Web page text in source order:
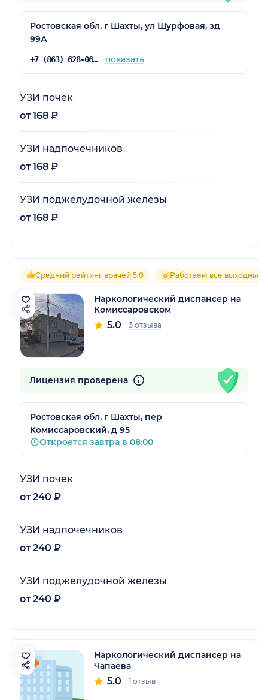
Ростовская обл, г Шахты, ул Шурфовая, зд
99А
+7 (863) 628-06-87 показать
УЗИ почек
от 168 ₽
УЗИ надпочечников
от 168 ₽
УЗИ поджелудочной железы
от 168 ₽
Средний рейтинг врачей 5.0 Работаем все выходные
Наркологический диспансер на
Комиссаровском
5.0 3 отзыва
Лицензия проверена
Ростовская обл, г Шахты, пер
Комиссаровский, д 95
Откроется завтра в 08:00
УЗИ почек
от 240 ₽
УЗИ надпочечников
от 240 ₽
УЗИ поджелудочной железы
от 240 ₽
Наркологический диспансер на
Чапаева
5.0 1 отзыв